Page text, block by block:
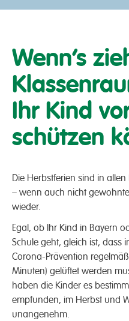
Wenn’s
Ihr Kind
schützen
Die Herbstferien sind in
– wenn auch nicht
wieder.
Egal, ob Ihr Kind in Bayern
Schule geht, gleich ist, dass
Corona-Prävention
Minuten) gelüftet werden
haben die Kinder es
empfunden, im Herbst und
unangenehm.